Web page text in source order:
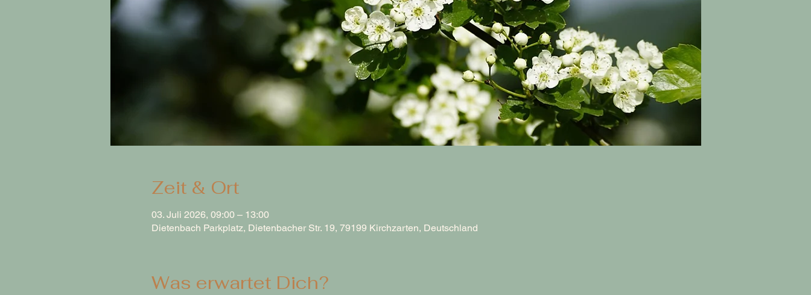
Zeit & Ort
03. Juli 2026, 09:00 – 13:00
Dietenbach Parkplatz, Dietenbacher Str. 19, 79199 Kirchzarten, Deutschland
Was erwartet Dich?